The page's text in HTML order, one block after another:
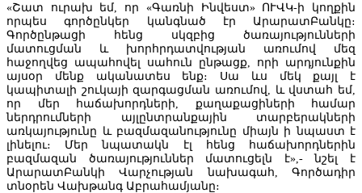
Մալթայում գործող Random Systems International LLC ընկերությունը
կկարգավորի խաղատների գործունեությունը Հայաստանում
«Շատ ուրախ եմ, որ «Գառնի Ինվեստ» ՈՒՎԿ-ի կողքին
որպես գործընկեր կանգնած էր ԱրարատԲանկը։
Գործընթացի հենց սկզբից ծառայությունների
մատուցման և խորհրդատվության առումով մեզ
հաջողվեց ապահովել սահուն ընթացք, որի արդյունքին
այսօր մենք ականատես ենք։ Սա ևս մեկ քայլ է
կապիտալի շուկայի զարգացման առումով, և վստահ եմ,
որ մեր հաճախորդների, քաղաքացիների համար
ներդրումների այլընտրանքային տարբերակների
առկայությունը և բազմազանությունը միայն ի նպաստ է
լինելու։ Մեր նպատակն էլ հենց հաճախորդներին
բազմազան ծառայություններ մատուցելն է»,- նշել է
ԱրարատԲանկի Վարչության նախագահ, Գործադիր
տնօրեն Վախթանգ Աբրահամյանը։